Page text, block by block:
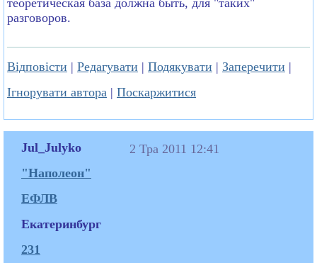
разговоров.
Відповісти | Редагувати | Подякувати | Заперечити |
Ігнорувати автора | Поскаржитися
Jul_Julyko
"Наполеон"
ЕФЛВ
Екатеринбург
231
2 Тра 2011 12:41